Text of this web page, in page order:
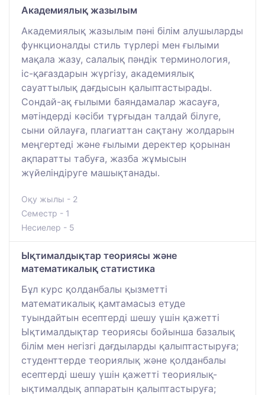
Академиялық жазылым
Академиялық жазылым пәні білім алушыларды
функционалды стиль түрлері мен ғылыми
мақала жазу, салалық пәндік терминология,
іс-қағаздарын жүргізу, академиялық
сауаттылық дағдысын қалыптастырады.
Сондай-ақ ғылыми баяндамалар жасауға,
мәтіндерді кәсіби тұрғыдан талдай білуге,
сыни ойлауға, плагиаттан сақтану жолдарын
меңгертеді және ғылыми деректер қорынан
ақпаратты табуға, жазба жұмысын
жүйеліндіруге машықтанады.
Оқу жылы - 2
Семестр - 1
Несиелер - 5
Ықтималдықтар теориясы және
математикалық статистика
Бұл курс қолданбалы қызметті
математикалық қамтамасыз етуде
туындайтын есептерді шешу үшін қажетті
Ықтималдықтар теориясы бойынша базалық
білім мен негізгі дағдыларды қалыптастыруға;
студенттерде теориялық және қолданбалы
есептерді шешу үшін қажетті теориялық-
ықтималдық аппаратын қалыптастыруға;